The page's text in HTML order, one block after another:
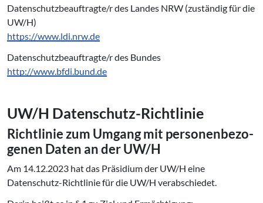
Datenschutzbeauftragte/r des Landes NRW (zuständig für die
UW/H)
https://www.ldi.nrw.de
Datenschutzbeauftragte/r des Bundes
http://www.bfdi.bund.de
UW/H Datenschutz-Richtlinie
Richtlinie zum Umgang mit per­so­nen­be­zo­
ge­nen Daten an der UW/H
Am 14.12.2023 hat das Präsidium der UW/H eine
Datenschutz-Richtlinie für die UW/H verabschiedet.